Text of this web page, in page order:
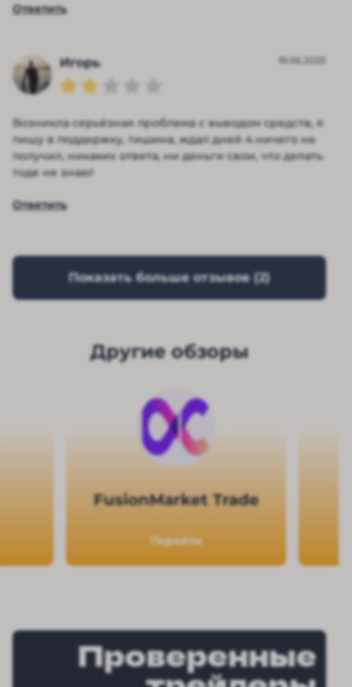
Ответить
Игорь 19.06.2025
Возникла серьёзная проблема с выводом средств, я
пишу в поддержку, тишина, ждал дней 4 ничего не
получил, никаких ответа, ни деньги свои, что делать
тоде не знаю!
Ответить
Показать больше отзывов (2)
Другие обзоры
FusionMarket Trade
Перейти
Проверенные